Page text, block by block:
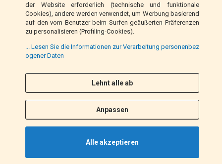
der Website erforderlich (technische und funktionale
Cookies), andere werden verwendet, um Werbung basierend
auf den vom Benutzer beim Surfen geäußerten Präferenzen
zu personalisieren (Profiling-Cookies).
... Lesen Sie die Informationen zur Verarbeitung personenbez
ogener Daten
Lehnt alle ab
Anpassen
Alle akzeptieren
Nachnahme (nur Italien)
F
c
e
o
I
s
t
r